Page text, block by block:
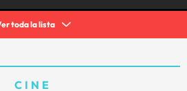
toda la lista
CINE